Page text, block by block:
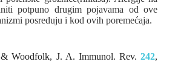
potpuno drugim pojavama od ove
posreduju i kod ovih poremećaja.
Woodfolk, J. A. Immunol. Rev. 242,